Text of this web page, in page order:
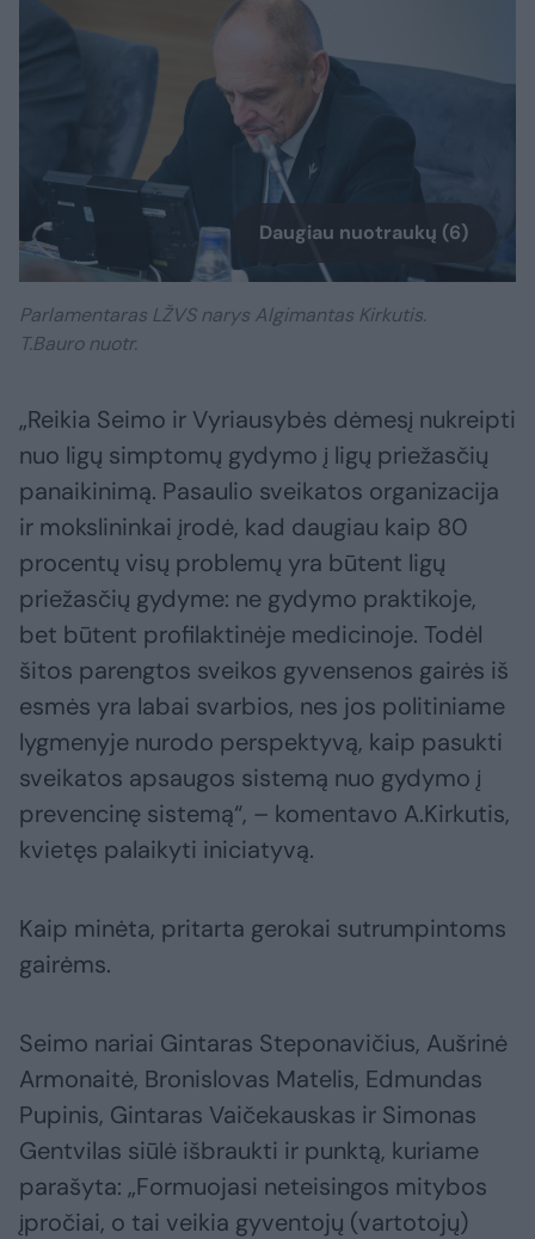
Daugiau nuotraukų (6)
Parlamentaras LŽVS narys Algimantas Kirkutis.
T.Bauro nuotr.
„Reikia Seimo ir Vyriausybės dėmesį nukreipti
nuo ligų simptomų gydymo į ligų priežasčių
panaikinimą. Pasaulio sveikatos organizacija
ir mokslininkai įrodė, kad daugiau kaip 80
procentų visų problemų yra būtent ligų
priežasčių gydyme: ne gydymo praktikoje,
bet būtent profilaktinėje medicinoje. Todėl
šitos parengtos sveikos gyvensenos gairės iš
esmės yra labai svarbios, nes jos politiniame
lygmenyje nurodo perspektyvą, kaip pasukti
sveikatos apsaugos sistemą nuo gydymo į
prevencinę sistemą“, – komentavo A.Kirkutis,
kvietęs palaikyti iniciatyvą.
Kaip minėta, pritarta gerokai sutrumpintoms
gairėms.
Seimo nariai Gintaras Steponavičius, Aušrinė
Armonaitė, Bronislovas Matelis, Edmundas
Pupinis, Gintaras Vaičekauskas ir Simonas
Gentvilas siūlė išbraukti ir punktą, kuriame
parašyta: „Formuojasi neteisingos mitybos
įpročiai, o tai veikia gyventojų (vartotojų)